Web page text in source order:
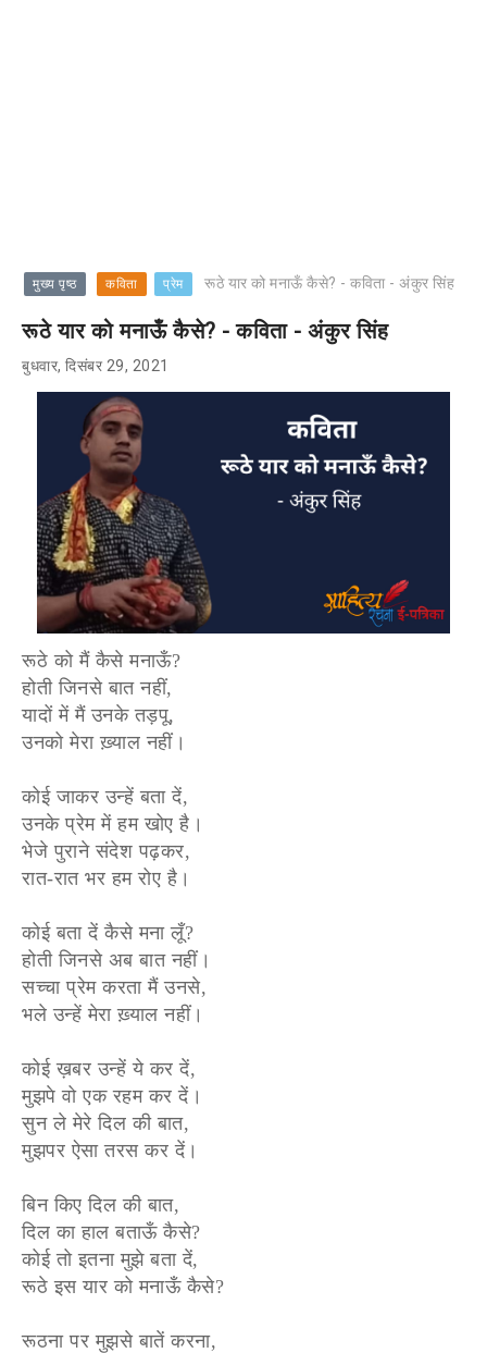
मुख्य पृष्ठ कविता प्रेम रूठे यार को मनाऊँ कैसे? - कविता - अंकुर सिंह
रूठे यार को मनाऊँ कैसे? - कविता - अंकुर सिंह
बुधवार, दिसंबर 29, 2021
रूठे को मैं कैसे मनाऊँ?
होती जिनसे बात नहीं,
यादों में मैं उनके तड़पू,
उनको मेरा ख़्याल नहीं।
कोई जाकर उन्हें बता दें,
उनके प्रेम में हम खोए है।
भेजे पुराने संदेश पढ़कर,
रात-रात भर हम रोए है।
कोई बता दें कैसे मना लूँ?
होती जिनसे अब बात नहीं।
सच्चा प्रेम करता मैं उनसे,
भले उन्हें मेरा ख़्याल नहीं।
कोई ख़बर उन्हें ये कर दें,
मुझपे वो एक रहम कर दें।
सुन ले मेरे दिल की बात,
मुझपर ऐसा तरस कर दें।
बिन किए दिल की बात,
दिल का हाल बताऊँ कैसे?
कोई तो इतना मुझे बता दें,
रूठे इस यार को मनाऊँ कैसे?
रूठना पर मुझसे बातें करना,